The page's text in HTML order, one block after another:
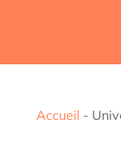
Accueil -